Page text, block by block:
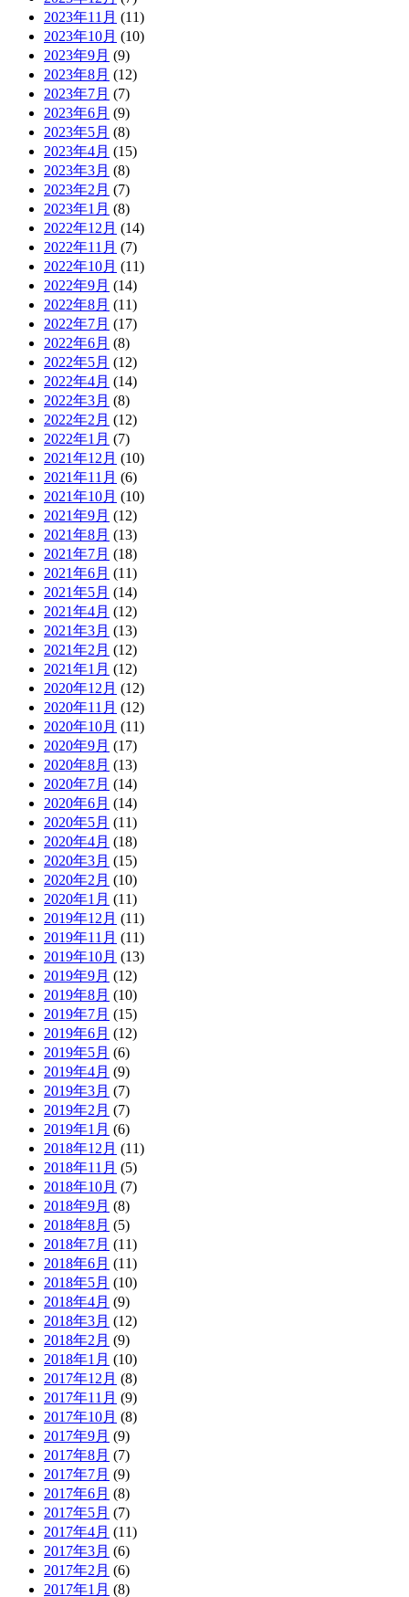
2023年11月 (11)
2023年10月 (10)
2023年9月 (9)
2023年8月 (12)
2023年7月 (7)
2023年6月 (9)
2023年5月 (8)
2023年4月 (15)
2023年3月 (8)
2023年2月 (7)
2023年1月 (8)
2022年12月 (14)
2022年11月 (7)
2022年10月 (11)
2022年9月 (14)
2022年8月 (11)
2022年7月 (17)
2022年6月 (8)
2022年5月 (12)
2022年4月 (14)
2022年3月 (8)
2022年2月 (12)
2022年1月 (7)
2021年12月 (10)
2021年11月 (6)
2021年10月 (10)
2021年9月 (12)
2021年8月 (13)
2021年7月 (18)
2021年6月 (11)
2021年5月 (14)
2021年4月 (12)
2021年3月 (13)
2021年2月 (12)
2021年1月 (12)
2020年12月 (12)
2020年11月 (12)
2020年10月 (11)
2020年9月 (17)
2020年8月 (13)
2020年7月 (14)
2020年6月 (14)
2020年5月 (11)
2020年4月 (18)
2020年3月 (15)
2020年2月 (10)
2020年1月 (11)
2019年12月 (11)
2019年11月 (11)
2019年10月 (13)
2019年9月 (12)
2019年8月 (10)
2019年7月 (15)
2019年6月 (12)
2019年5月 (6)
2019年4月 (9)
2019年3月 (7)
2019年2月 (7)
2019年1月 (6)
2018年12月 (11)
2018年11月 (5)
2018年10月 (7)
2018年9月 (8)
2018年8月 (5)
2018年7月 (11)
2018年6月 (11)
2018年5月 (10)
2018年4月 (9)
2018年3月 (12)
2018年2月 (9)
2018年1月 (10)
2017年12月 (8)
2017年11月 (9)
2017年10月 (8)
2017年9月 (9)
2017年8月 (7)
2017年7月 (9)
2017年6月 (8)
2017年5月 (7)
2017年4月 (11)
2017年3月 (6)
2017年2月 (6)
2017年1月 (8)